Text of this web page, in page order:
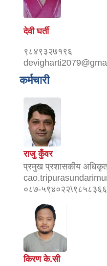
देवी घर्ती
९८४९३२७१९६
कर्मचारी
राजु कुँवर
प्रमुख प्रशासकीय
०८७-
किरण के.सी